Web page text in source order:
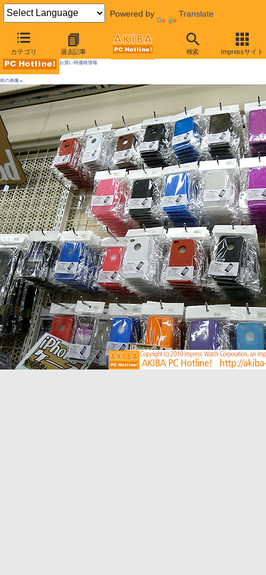
Powered by Translate
カテゴリ 過去記事 検索 Impressサイト
AKIBA PC Hotline! 2010年7月10日号
お買い得価格情報
前の画像←